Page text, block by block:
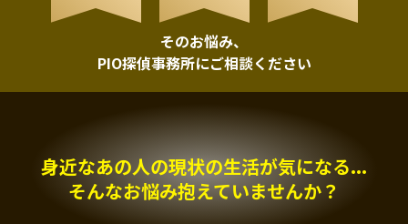
そのお悩み、
PIO探偵事務所にご相談ください
身近なあの人の現状の生活が気になる...
そんなお悩み抱えていませんか？